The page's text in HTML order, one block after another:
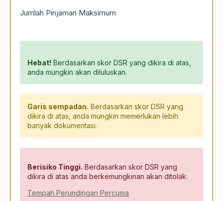
Jumlah Pinjaman Maksimum
Hebat! Berdasarkan skor DSR yang dikira di atas,
anda mungkin akan diluluskan.
Garis sempadan. Berdasarkan skor DSR yang
dikira di atas, anda mungkin memerlukan lebih
banyak dokumentasi.
Berisiko Tinggi. Berdasarkan skor DSR yang
dikira di atas anda berkemungkinan akan ditolak.
Tempah Perundingan Percuma